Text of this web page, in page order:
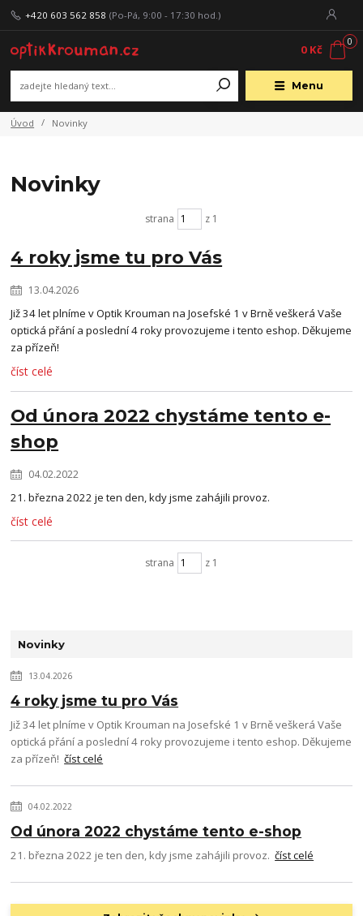
Menu
+420 603 562 858 (Po-Pá, 9:00 - 17:30 hod.)
0
0 Kč
Úvod Novinky
Novinky
13.04.2026
4 roky jsme tu pro Vás
Již 34 let plníme v Optik Krouman na Josefské 1 v Brně veškerá Vaše
optická přání a poslední 4 roky provozujeme i tento eshop. Děkujeme
za přízeň!číst celé
04.02.2022
Od února 2022 chystáme tento e-shop
21. března 2022 je ten den, kdy jsme zahájili provoz.číst celé
Novinky
strana z 1
4 roky jsme tu pro Vás
13.04.2026
Již 34 let plníme v Optik Krouman na Josefské 1 v Brně veškerá Vaše
optická přání a poslední 4 roky provozujeme i tento eshop. Děkujeme
za přízeň!
číst celé
Od února 2022 chystáme tento e-
shop
04.02.2022
21. března 2022 je ten den, kdy jsme zahájili provoz.
číst celé
strana z 1